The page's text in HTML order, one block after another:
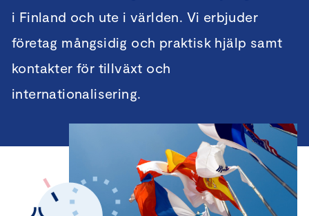
i Finland och ute i världen. Vi erbjuder
företag mångsidig och praktisk hjälp samt
kontakter för tillväxt och
internationalisering.